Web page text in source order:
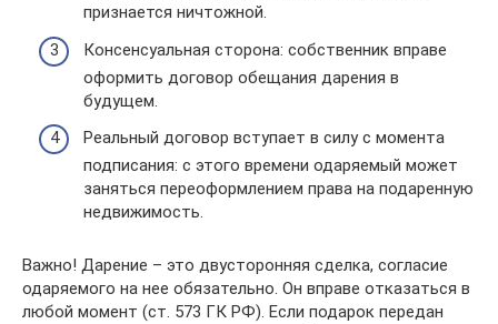
признается ничтожной.
Консенсуальная сторона: собственник вправе
оформить договор обещания дарения в
будущем.
Реальный договор вступает в силу с момента
подписания: с этого времени одаряемый может
заняться переоформлением права на подаренную
недвижимость.
Важно! Дарение – это двусторонняя сделка, согласие
одаряемого на нее обязательно. Он вправе отказаться в
любой момент (ст. 573 ГК РФ). Если подарок передан